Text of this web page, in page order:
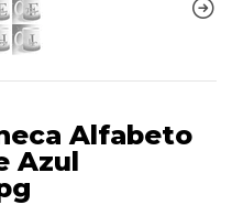
Alfabeto
Azul